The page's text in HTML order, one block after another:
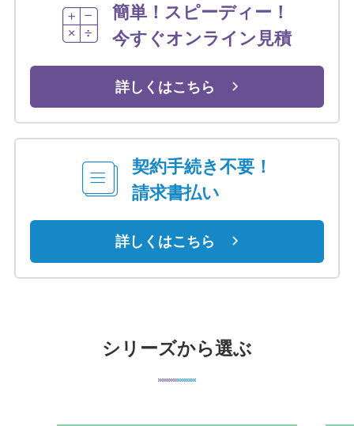
簡単！スピーディー！
今すぐオンライン見積
詳しくはこちら
契約手続き不要！
請求書払い
詳しくはこちら
シリーズから選ぶ